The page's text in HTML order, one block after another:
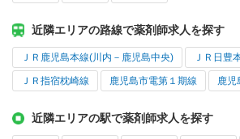
近隣エリアの路線で薬剤師求人を探す
ＪＲ鹿児島本線(川内－鹿児島中央) ＪＲ日豊
ＪＲ指宿枕崎線 鹿児島市電第１期線 鹿児
近隣エリアの駅で薬剤師求人を探す